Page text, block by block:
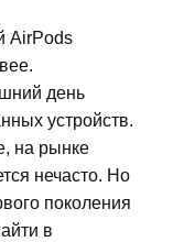
AirPods
день
устройств.
на рынке
нечасто. Но
поколения
в